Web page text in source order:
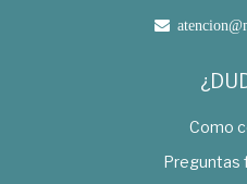
Como
Preguntas